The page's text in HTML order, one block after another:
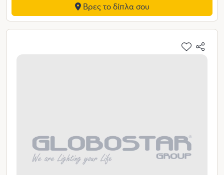
Βρες το δίπλα σου